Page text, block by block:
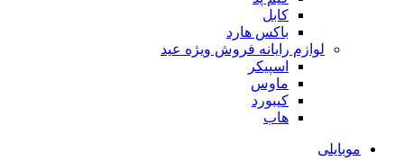
کابل
باکس هارد
لوازم رایانه فروش ویژه عید
اسپیکر
ماوس
کیبورد
هاب
موبایلی